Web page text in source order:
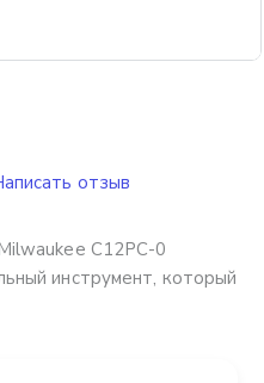
C12PC-0
инструмент, который
отзыв